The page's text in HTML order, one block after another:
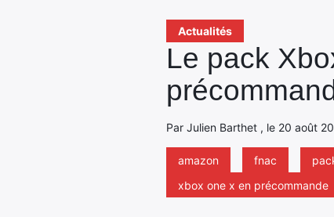
Actualités
Le pack
Par Julien Barthet , le 20 août
amazon fnac
xbox one x en précommande